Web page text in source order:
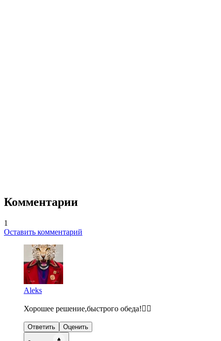
Комментарии
1
Оставить комментарий
Aleks
Хорошее решение,быстрого обеда!👍🏻
Ответить Оценить